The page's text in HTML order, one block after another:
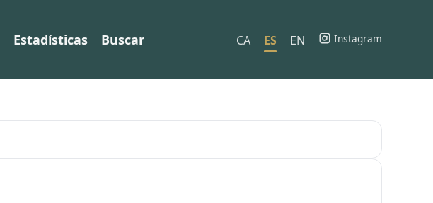
Estadísticas Buscar CA ES EN Instagram